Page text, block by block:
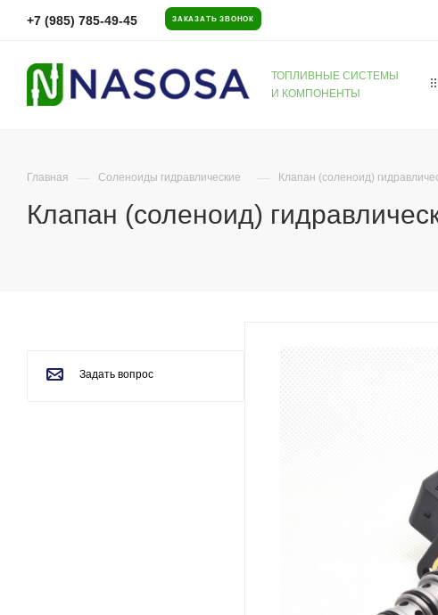
+7 (985) 785-49-45 ЗАКАЗАТЬ ЗВОНОК
ТОПЛИВНЫЕ СИСТЕМЫ
И КОМПОНЕНТЫ
Главная — Соленоиды гидравлические — Клапан (соленоид)
Клапан (соленоид)
Задать вопрос